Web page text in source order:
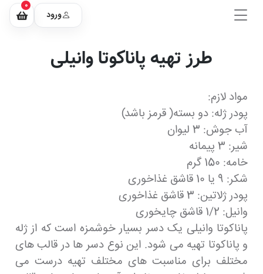
ورود
0
طرز تهیه پاناکوتا وانیلی
مواد لازم:
پودر ژله: دو بسته( قرمز باشد)
آب جوش: 3 لیوان
شیر: 3 پیمانه
خامه: 150 گرم
شکر: 9 یا 10 قاشق غذاخوری
پودر ژلاتین: 3 قاشق غذاخوری
وانیل: 1/2 قاشق چایخوری
پاناکوتا وانیلی یک دسر بسیار خوشمزه است که از ژله
و پاناکوتا تهیه می شود. این نوع دسر ها در قالب های
مختلف برای مناسبت های مختلف تهیه درست می